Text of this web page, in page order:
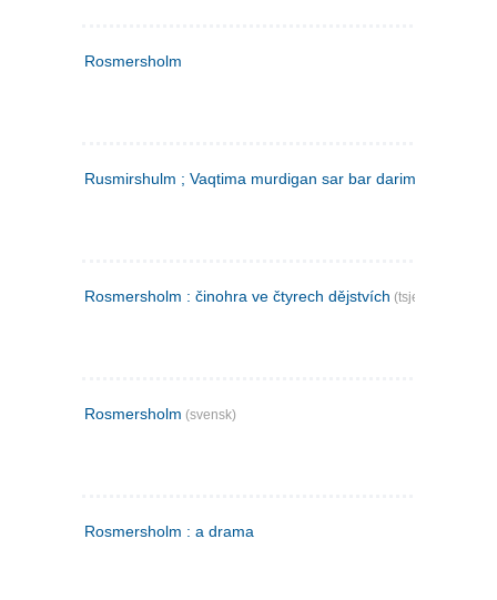
Rosmersholm
Rusmirshulm ; Vaqtima murdigan sar bar darim
Rosmersholm : činohra ve čtyrech dějstvích (tsjekkisk)
Rosmersholm (svensk)
Rosmersholm : a drama